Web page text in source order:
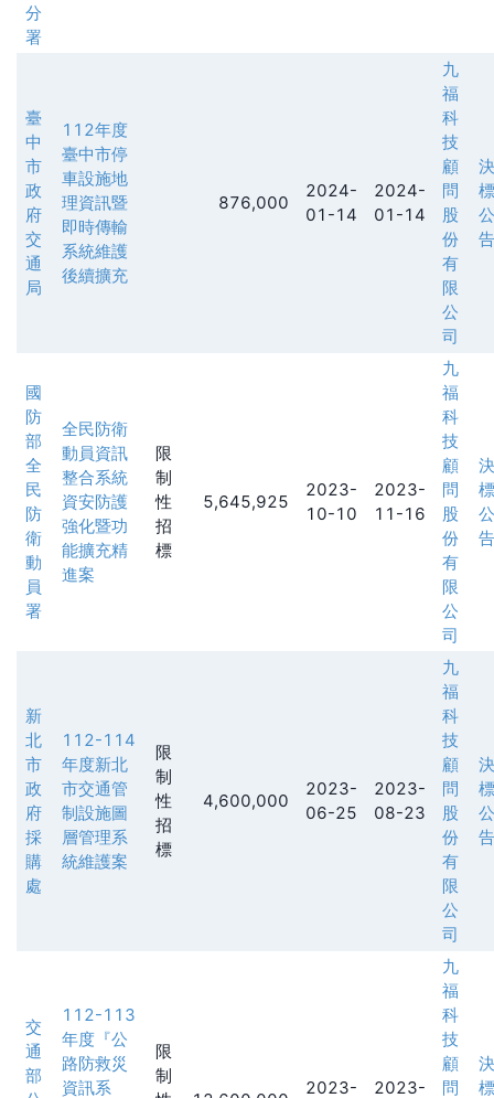
分
署
臺
中
市
政
府
交
通
局
112年度
臺中市停
車設施地
理資訊暨
即時傳輸
系統維護
後續擴充
876,000
2024-
01-14
2024-
01-14
九
福
科
技
顧
問
股
份
有
限
公
司
決
標
公
告
國
防
部
全
民
防
衛
動
員
署
全民防衛
動員資訊
整合系統
資安防護
強化暨功
能擴充精
進案
限
制
性
招
標
5,645,925
2023-
10-10
2023-
11-16
九
福
科
技
顧
問
股
份
有
限
公
司
決
標
公
告
新
北
市
政
府
採
購
處
112-114
年度新北
市交通管
制設施圖
層管理系
統維護案
限
制
性
招
標
4,600,000
2023-
06-25
2023-
08-23
九
福
科
技
顧
問
股
份
有
限
公
司
決
標
公
告
交
通
部
112-113
年度『公
路防救災
資訊系
限
制
2023- 2023-
九
福
科
技
顧
問
決
標